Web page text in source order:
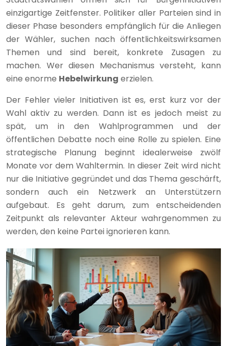
einzigartige Zeitfenster. Politiker aller Parteien sind in
dieser Phase besonders empfänglich für die Anliegen
der Wähler, suchen nach öffentlichkeitswirksamen
Themen und sind bereit, konkrete Zusagen zu
machen. Wer diesen Mechanismus versteht, kann
eine enorme Hebelwirkung erzielen.
Der Fehler vieler Initiativen ist es, erst kurz vor der
Wahl aktiv zu werden. Dann ist es jedoch meist zu
spät, um in den Wahlprogrammen und der
öffentlichen Debatte noch eine Rolle zu spielen. Eine
strategische Planung beginnt idealerweise zwölf
Monate vor dem Wahltermin. In dieser Zeit wird nicht
nur die Initiative gegründet und das Thema geschärft,
sondern auch ein Netzwerk an Unterstützern
aufgebaut. Es geht darum, zum entscheidenden
Zeitpunkt als relevanter Akteur wahrgenommen zu
werden, den keine Partei ignorieren kann.